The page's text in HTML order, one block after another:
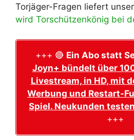
Torjäger-Fragen liefert
wird Torschützenkönig bei
+++ 🔴 Ein Abo statt
Joyn+ bündelt über
Livestream, in HD, mit
Werbung und Restart-
Spiel. Neukunden
+++